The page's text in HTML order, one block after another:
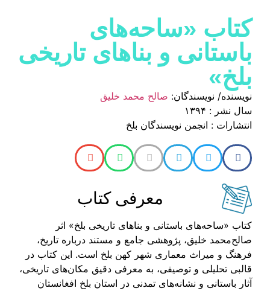
کتاب‌ «ساحه‌های
باستانی و بناهای تاریخی
بلخ»
نویسنده/ نویسندگان: صالح محمد خلیق
سال نشر : ۱۳۹۴
انتشارات : انجمن نویسندگان بلخ
معرفی کتاب
کتاب «ساحه‌های باستانی و بناهای تاریخی بلخ» اثر
صالح‌محمد خلیق، پژوهشی جامع و مستند درباره تاریخ،
فرهنگ و میراث معماری شهر کهن بلخ است. این کتاب در
قالبی تحلیلی و توصیفی، به معرفی دقیق مکان‌های تاریخی،
آثار باستانی و نشانه‌های تمدنی در استان بلخ افغانستان